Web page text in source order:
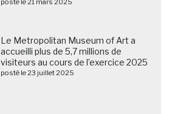
posté le 21 mars 2025
Le Metropolitan Museum of Art a
accueilli plus de 5,7 millions de
visiteurs au cours de l’exercice 2025
posté le 23 juillet 2025